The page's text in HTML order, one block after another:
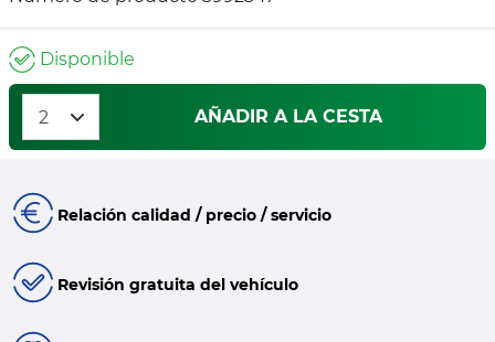
Disponible
AÑADIR A LA CESTA
Relación calidad / precio / servicio
Revisión gratuita del vehículo